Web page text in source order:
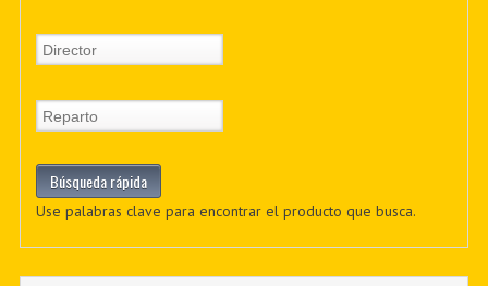
Use palabras clave para encontrar el producto que busca.